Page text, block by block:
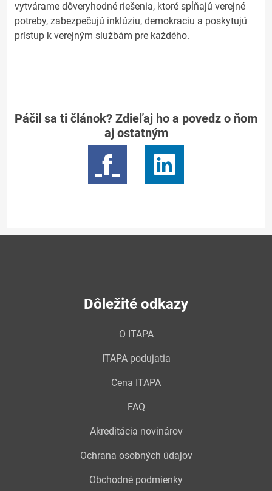
vytvárame dôveryhodné riešenia, ktoré spĺňajú verejné
potreby, zabezpečujú inklúziu, demokraciu a poskytujú
prístup k verejným službám pre každého.
Páčil sa ti článok? Zdieľaj ho a povedz o ňom
aj ostatným
Dôležité odkazy
O ITAPA
ITAPA podujatia
Cena ITAPA
FAQ
Akreditácia novinárov
Ochrana osobných údajov
Obchodné podmienky